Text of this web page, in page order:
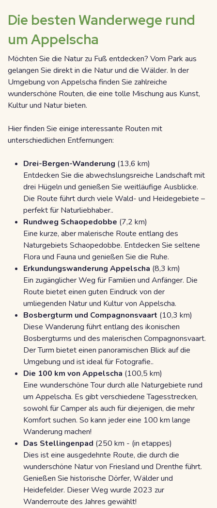
Die besten Wanderwege rund
um Appelscha
Möchten Sie die Natur zu Fuß entdecken? Vom Park aus
gelangen Sie direkt in die Natur und die Wälder. In der
Umgebung von Appelscha finden Sie zahlreiche
wunderschöne Routen, die eine tolle Mischung aus Kunst,
Kultur und Natur bieten.
Hier finden Sie einige interessante Routen mit
unterschiedlichen Entfernungen:
Drei-Bergen-Wanderung (13,6 km)
Entdecken Sie die abwechslungsreiche Landschaft mit
drei Hügeln und genießen Sie weitläufige Ausblicke.
Die Route führt durch viele Wald- und Heidegebiete –
perfekt für Naturliebhaber..
Rundweg Schaopedobbe (7,2 km)
Eine kurze, aber malerische Route entlang des
Naturgebiets Schaopedobbe. Entdecken Sie seltene
Flora und Fauna und genießen Sie die Ruhe.
Erkundungswanderung Appelscha (8,3 km)
Ein zugänglicher Weg für Familien und Anfänger. Die
Route bietet einen guten Eindruck von der
umliegenden Natur und Kultur von Appelscha.
Bosbergturm und Compagnonsvaart (10,3 km)
Diese Wanderung führt entlang des ikonischen
Bosbergturms und des malerischen Compagnonsvaart.
Der Turm bietet einen panoramischen Blick auf die
Umgebung und ist ideal für Fotografie..
Die 100 km von Appelscha (100,5 km)
Eine wunderschöne Tour durch alle Naturgebiete rund
um Appelscha. Es gibt verschiedene Tagesstrecken,
sowohl für Camper als auch für diejenigen, die mehr
Komfort suchen. So kann jeder eine 100 km lange
Wanderung machen!
Das Stellingenpad (250 km - (in etappes)
Dies ist eine ausgedehnte Route, die durch die
wunderschöne Natur von Friesland und Drenthe führt.
Genießen Sie historische Dörfer, Wälder und
Heidefelder. Dieser Weg wurde 2023 zur
Wanderroute des Jahres gewählt!